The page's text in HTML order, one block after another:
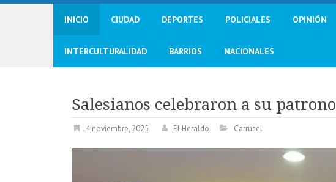
INICIO CIUDAD DEPORTES POLICIALES OPINIÓN
INTERCULTURALIDAD BARRIOS NACIONALES
Salesianos celebraron a su patrono
4 noviembre, 2025 El Heraldo Carrusel